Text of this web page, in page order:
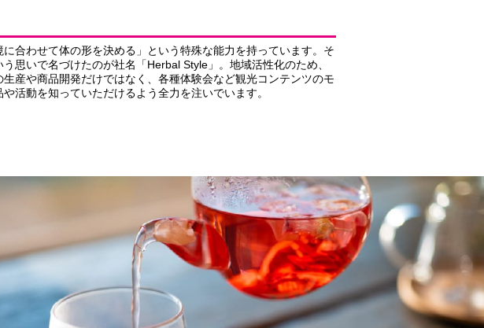
合わせて体の形を決める」という特殊な能力を持っています。そ
思いで名づけたのが社名「Herbal Style」。地域活性化のため、
産や商品開発だけではなく、各種体験会など観光コンテンツのモ
活動を知っていただけるよう全力を注いでいます。